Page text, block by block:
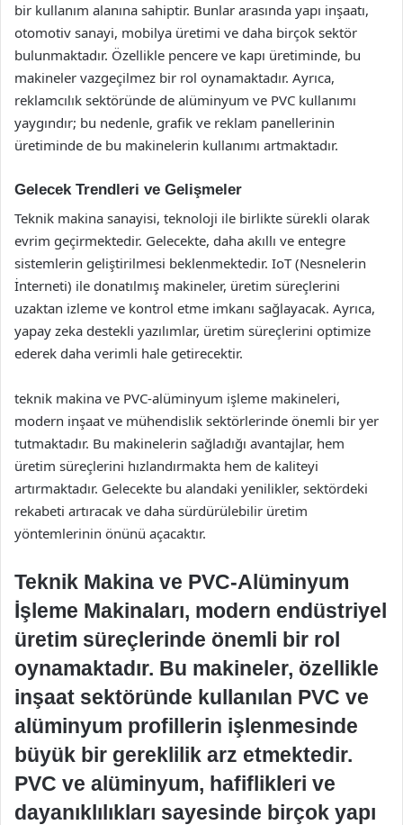
bir kullanım alanına sahiptir. Bunlar arasında yapı inşaatı,
otomotiv sanayi, mobilya üretimi ve daha birçok sektör
bulunmaktadır. Özellikle pencere ve kapı üretiminde, bu
makineler vazgeçilmez bir rol oynamaktadır. Ayrıca,
reklamcılık sektöründe de alüminyum ve PVC kullanımı
yaygındır; bu nedenle, grafik ve reklam panellerinin
üretiminde de bu makinelerin kullanımı artmaktadır.
Gelecek Trendleri ve Gelişmeler
Teknik makina sanayisi, teknoloji ile birlikte sürekli olarak
evrim geçirmektedir. Gelecekte, daha akıllı ve entegre
sistemlerin geliştirilmesi beklenmektedir. IoT (Nesnelerin
İnterneti) ile donatılmış makineler, üretim süreçlerini
uzaktan izleme ve kontrol etme imkanı sağlayacak. Ayrıca,
yapay zeka destekli yazılımlar, üretim süreçlerini optimize
ederek daha verimli hale getirecektir.
teknik makina ve PVC-alüminyum işleme makineleri,
modern inşaat ve mühendislik sektörlerinde önemli bir yer
tutmaktadır. Bu makinelerin sağladığı avantajlar, hem
üretim süreçlerini hızlandırmakta hem de kaliteyi
artırmaktadır. Gelecekte bu alandaki yenilikler, sektördeki
rekabeti artıracak ve daha sürdürülebilir üretim
yöntemlerinin önünü açacaktır.
Teknik Makina ve PVC-Alüminyum
İşleme Makinaları, modern endüstriyel
üretim süreçlerinde önemli bir rol
oynamaktadır. Bu makineler, özellikle
inşaat sektöründe kullanılan PVC ve
alüminyum profillerin işlenmesinde
büyük bir gereklilik arz etmektedir.
PVC ve alüminyum, hafiflikleri ve
dayanıklılıkları sayesinde birçok yapı